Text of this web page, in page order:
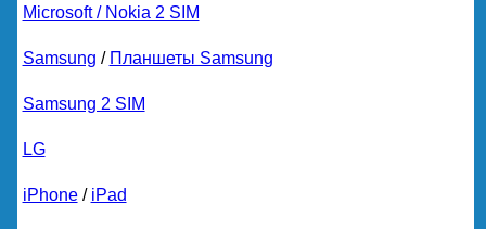
Microsoft / Nokia 2 SIM
Samsung / Планшеты Samsung
Samsung 2 SIM
LG
iPhone/ iPad